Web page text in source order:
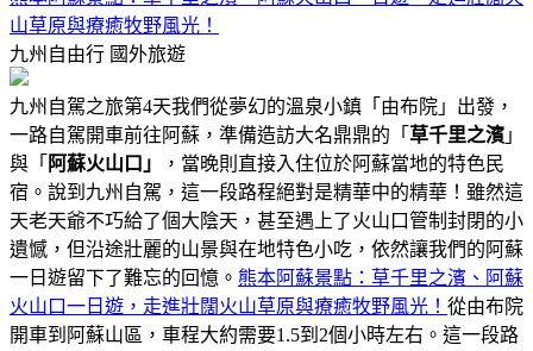
山草原與療癒牧野風光！
九州自由行 國外旅遊
九州自駕之旅第4天我們從夢幻的溫泉小鎮「由布院」出發，
一路自駕開車前往阿蘇，準備造訪大名鼎鼎的「 草千里之濱 」
與「 阿蘇火山口」
，當晚則直接入住位於阿蘇當地的特色民
宿。說到九州自駕，這一段路程絕對是精華中的精華！雖然這
天老天爺不巧給了個大陰天，甚至遇上了火山口管制封閉的小
遺憾，但沿途壯麗的山景與在地特色小吃，依然讓我們的阿蘇
一日遊留下了難忘的回憶。 熊本阿蘇景點：草千里之濱、阿蘇
火山口一日遊，走進壯闊火山草原與療癒牧野風光！ 從由布院
開車到阿蘇山區，車程大約需要1.5到2個小時左右。這一段路